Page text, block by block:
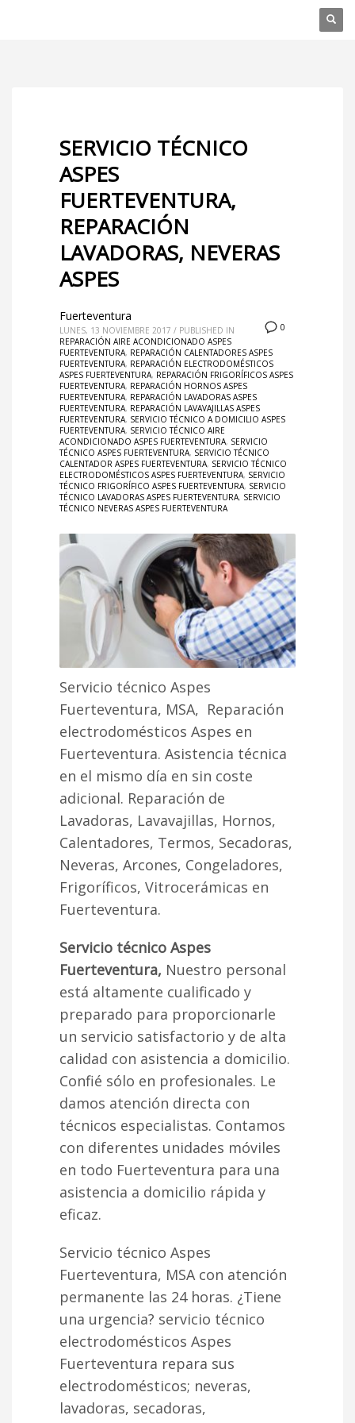
SERVICIO TÉCNICO
ASPES
FUERTEVENTURA,
REPARACIÓN
LAVADORAS, NEVERAS
ASPES
0
Fuerteventura
LUNES, 13 NOVIEMBRE 2017 / PUBLISHED IN
REPARACIÓN AIRE ACONDICIONADO ASPES
FUERTEVENTURA, REPARACIÓN CALENTADORES ASPES
FUERTEVENTURA, REPARACIÓN ELECTRODOMÉSTICOS
ASPES FUERTEVENTURA, REPARACIÓN FRIGORÍFICOS ASPES
FUERTEVENTURA, REPARACIÓN HORNOS ASPES
FUERTEVENTURA, REPARACIÓN LAVADORAS ASPES
FUERTEVENTURA, REPARACIÓN LAVAVAJILLAS ASPES
FUERTEVENTURA, SERVICIO TÉCNICO A DOMICILIO ASPES
FUERTEVENTURA, SERVICIO TÉCNICO AIRE
ACONDICIONADO ASPES FUERTEVENTURA, SERVICIO
TÉCNICO ASPES FUERTEVENTURA, SERVICIO TÉCNICO
CALENTADOR ASPES FUERTEVENTURA, SERVICIO TÉCNICO
ELECTRODOMÉSTICOS ASPES FUERTEVENTURA, SERVICIO
TÉCNICO FRIGORÍFICO ASPES FUERTEVENTURA, SERVICIO
TÉCNICO LAVADORAS ASPES FUERTEVENTURA, SERVICIO
TÉCNICO NEVERAS ASPES FUERTEVENTURA
Servicio técnico Aspes
Fuerteventura, MSA, Reparación
electrodomésticos Aspes en
Fuerteventura. Asistencia técnica
en el mismo día en sin coste
adicional. Reparación de
Lavadoras, Lavavajillas, Hornos,
Calentadores, Termos, Secadoras,
Neveras, Arcones, Congeladores,
Frigoríficos, Vitrocerámicas en
Fuerteventura.
Servicio técnico Aspes
Fuerteventura, Nuestro personal
está altamente cualificado y
preparado para proporcionarle
un servicio satisfactorio y de alta
calidad con asistencia a domicilio.
Confié sólo en profesionales. Le
damos atención directa con
técnicos especialistas. Contamos
con diferentes unidades móviles
en todo Fuerteventura para una
asistencia a domicilio rápida y
eficaz.
Servicio técnico Aspes
Fuerteventura, MSA con atención
permanente las 24 horas. ¿Tiene
una urgencia? servicio técnico
electrodomésticos Aspes
Fuerteventura repara sus
electrodomésticos; neveras,
lavadoras, secadoras,